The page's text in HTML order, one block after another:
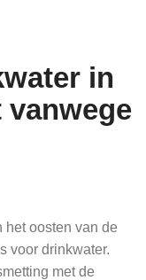
in
het oosten van de
voor drinkwater.
met de